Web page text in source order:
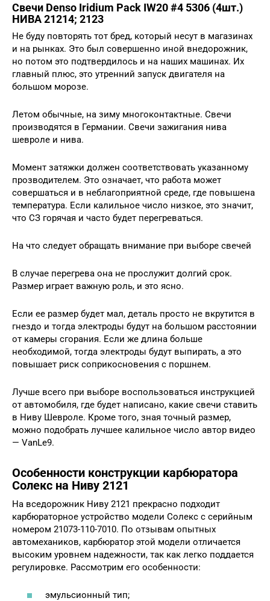
Свечи Denso Iridium Pack IW20 #4 5306 (4шт.)
НИВА 21214; 2123
Не буду повторять тот бред, который несут в магазинах
и на рынках. Это был совершенно иной внедорожник,
но потом это подтвердилось и на наших машинах. Их
главный плюс, это утренний запуск двигателя на
большом морозе.
Летом обычные, на зиму многоконтактные. Свечи
производятся в Германии. Свечи зажигания нива
шевроле и нива.
Момент затяжки должен соответствовать указанному
прозводителем. Это означает, что работа может
совершаться и в неблагоприятной среде, где повышена
температура. Если калильное число низкое, это значит,
что СЗ горячая и часто будет перегреваться.
На что следует обращать внимание при выборе свечей
В случае перегрева она не прослужит долгий срок.
Размер играет важную роль, и это ясно.
Если ее размер будет мал, деталь просто не вкрутится в
гнездо и тогда электроды будут на большом расстоянии
от камеры сгорания. Если же длина больше
необходимой, тогда электроды будут выпирать, а это
повышает риск соприкосновения с поршнем.
Лучше всего при выборе воспользоваться инструкцией
от автомобиля, где будет написано, какие свечи ставить
в Ниву Шевроле. Кроме того, зная точный размер,
можно подобрать лучшее калильное число автор видео
— VanLe9.
Особенности конструкции карбюратора
Солекс на Ниву 2121
На вседорожник Ниву 2121 прекрасно подходит
карбюраторное устройство модели Солекс с серийным
номером 21073-110-7010. По отзывам опытных
автомехаников, карбюратор этой модели отличается
высоким уровнем надежности, так как легко поддается
регулировке. Рассмотрим его особенности:
эмульсионный тип;